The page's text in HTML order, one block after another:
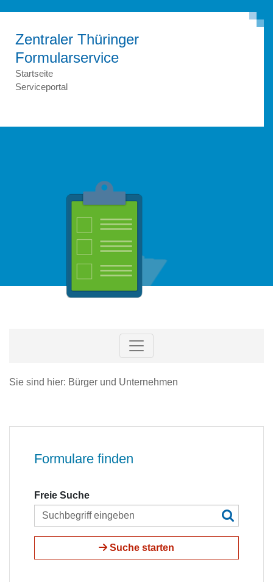
Zentraler Thüringer
Formular­service
Startseite
Serviceportal
Sie sind hier: Bürger und Unternehmen
Formulare finden
Freie Suche
Suche starten